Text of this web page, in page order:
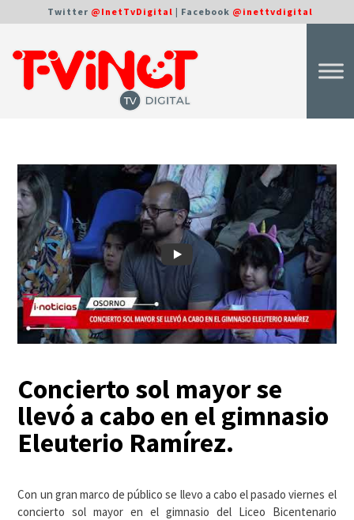
Twitter @InetTvDigital | Facebook @inettvdigital
Concierto sol mayor se
llevó a cabo en el gimnasio
Eleuterio Ramírez.
Con un gran marco de público se llevo a cabo el pasado viernes el
concierto sol mayor en el gimnasio del Liceo Bicentenario